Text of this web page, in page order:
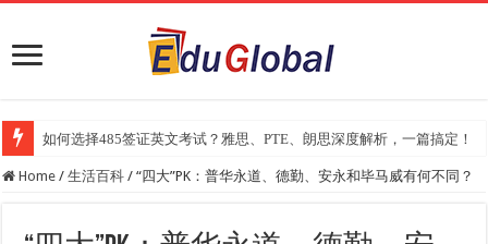
2025年《澳洲金融评论报》大学排名出炉：一份关乎本地就业与声誉的
Home / 生活百科 / “四大”PK：普华永道、德勤、安永和毕马威有何不同？